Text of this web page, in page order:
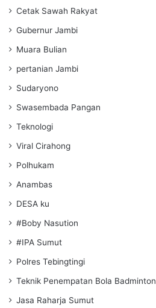
Cetak Sawah Rakyat
Gubernur Jambi
Muara Bulian
pertanian Jambi
Sudaryono
Swasembada Pangan
Teknologi
Viral Cirahong
Polhukam
Anambas
DESA ku
#Boby Nasution
#IPA Sumut
Polres Tebingtingi
Teknik Penempatan Bola Badminton
Jasa Raharja Sumut